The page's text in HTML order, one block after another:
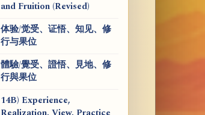
and Fruition (Revised)
体验/觉受、证悟、知见、修
行与果位
體驗/覺受、證悟、見地、修
行與果位
14B) Experience,